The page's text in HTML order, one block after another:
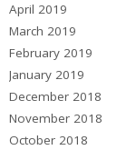
April 2019
March 2019
February 2019
January 2019
December 2018
November 2018
October 2018